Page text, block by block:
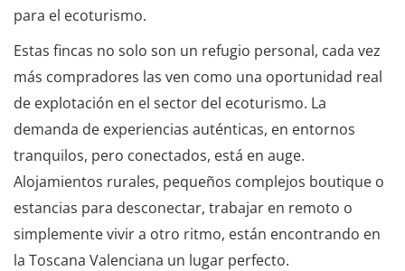
para el ecoturismo.
Estas fincas no solo son un refugio personal, cada vez
más compradores las ven como una oportunidad real
de explotación en el sector del ecoturismo. La
demanda de experiencias auténticas, en entornos
tranquilos, pero conectados, está en auge.
Alojamientos rurales, pequeños complejos boutique o
estancias para desconectar, trabajar en remoto o
simplemente vivir a otro ritmo, están encontrando en
la Toscana Valenciana un lugar perfecto.